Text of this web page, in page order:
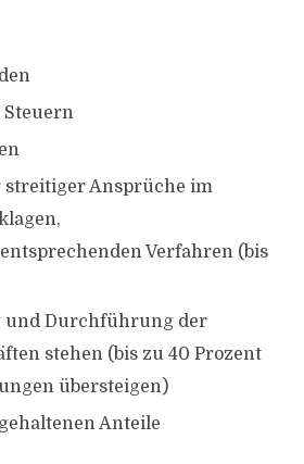
Ansprüche im
Verfahren (bis
und Durchführung der
stehen (bis zu 40 Prozent
übersteigen)
Anteile